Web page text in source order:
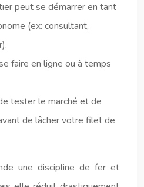
peut se démarrer en tant
(ex: consultant,
faire en ligne ou à temps
tester le marché et de
de lâcher votre filet de
une discipline de fer et